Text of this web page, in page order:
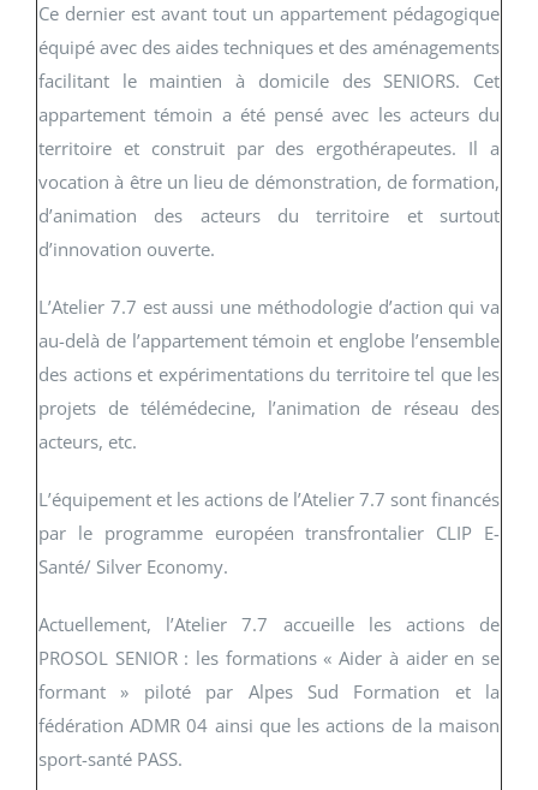
Ce dernier est avant tout un appartement pédagogique
équipé avec des aides techniques et des aménagements
facilitant le maintien à domicile des SENIORS. Cet
appartement témoin a été pensé avec les acteurs du
territoire et construit par des ergothérapeutes. Il a
vocation à être un lieu de démonstration, de formation,
d’animation des acteurs du territoire et surtout
d’innovation ouverte.
L’Atelier 7.7 est aussi une méthodologie d’action qui va
au-delà de l’appartement témoin et englobe l’ensemble
des actions et expérimentations du territoire tel que les
projets de télémédecine, l’animation de réseau des
acteurs, etc.
L’équipement et les actions de l’Atelier 7.7 sont financés
par le programme européen transfrontalier CLIP E-
Santé/ Silver Economy.
Actuellement, l’Atelier 7.7 accueille les actions de
PROSOL SENIOR : les formations « Aider à aider en se
formant » piloté par Alpes Sud Formation et la
fédération ADMR 04 ainsi que les actions de la maison
sport-santé PASS.